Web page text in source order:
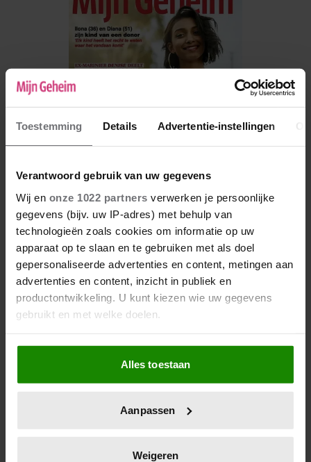
Toestemming Details Advertentie-instellingen
Verantwoord gebruik van uw gegevens
Wij en onze 1022 partners verwerken je persoonlijke
gegevens (bijv. uw IP-adres) met behulp van
technologieën zoals cookies om informatie op uw
apparaat op te slaan en te gebruiken met als doel
gepersonaliseerde advertenties en content, metingen aan
advertenties en content, inzicht in publiek en
productontwikkeling. U kunt kiezen wie uw gegevens
gebruikt en met welke doelen.
Als u het toestaat, willen we ook graag:
Informatie verzamelen over uw geografische locatie,
die tot een paar meter nauwkeurig kan zijn
op specifieke eigenschappen (fingerprinting)
verwerkt en stel uw voorkeuren in het
Alles toestaan
Aanpassen
Weigeren
De nieuwe Mijn Geheim ligt nu in de winkel
Abonneren
Digitaal lezen
Los kopen